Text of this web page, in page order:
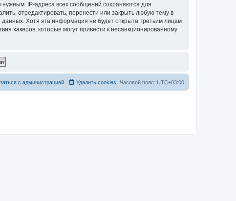
IP-адреса всех сообщений сохраняются для
отредактировать, перенести или закрыть любую тему в
Хотя эта информация не будет открыта третьим лицам
хакеров, которые могут привести к несанкционированному
Часовой пояс: UTC+03:00
Удалить cookies
с администрацией